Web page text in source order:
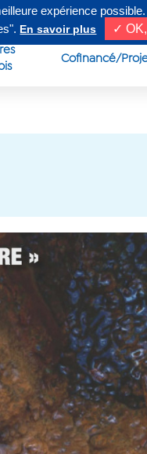
Suivez-nous sur
Cofinancé/
expérience
En savoir plus ✓